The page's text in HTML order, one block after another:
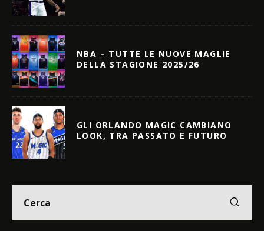
NBA – TUTTE LE NUOVE MAGLIE
DELLA STAGIONE 2025/26
GLI ORLANDO MAGIC CAMBIANO
LOOK, TRA PASSATO E FUTURO